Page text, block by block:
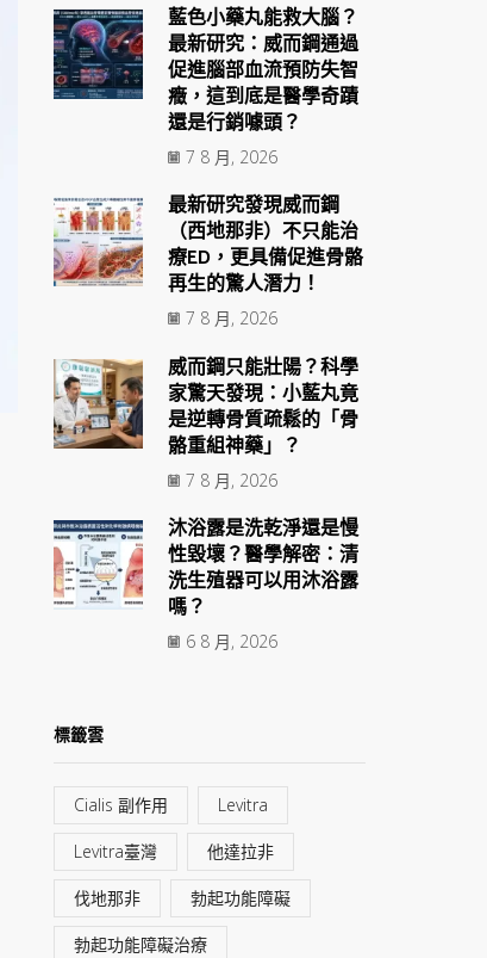
藍色小藥丸能救大腦？
最新研究：威而鋼通過
促進腦部血流預防失智
癥，這到底是醫學奇蹟
還是行銷噱頭？
7 8 月, 2026
最新研究發現威而鋼
（西地那非）不只能治
療ED，更具備促進骨骼
再生的驚人潛力！
7 8 月, 2026
威而鋼只能壯陽？科學
家驚天發現：小藍丸竟
是逆轉骨質疏鬆的「骨
骼重組神藥」？
7 8 月, 2026
沐浴露是洗乾淨還是慢
性毀壞？醫學解密：清
洗生殖器可以用沐浴露
嗎？
6 8 月, 2026
標籤雲
Cialis 副作用 Levitra
Levitra臺灣 他達拉非
伐地那非 勃起功能障礙
勃起功能障礙治療